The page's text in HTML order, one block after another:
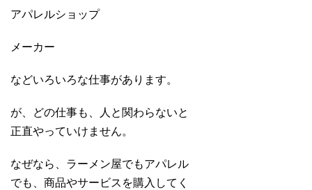
アパレルショップ
メーカー
などいろいろな仕事があります。
が、どの仕事も、人と関わらないと
正直やっていけません。
なぜなら、ラーメン屋でもアパレル
でも、商品やサービスを購入してく